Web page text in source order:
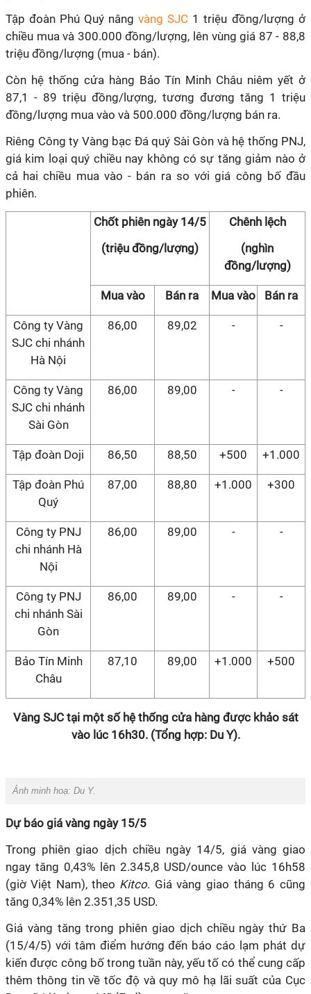
Tập đoàn Phú Quý nâng vàng SJC 1 triệu đồng/lượng ở
chiều mua và 300.000 đồng/lượng, lên vùng giá 87 - 88,8
triệu đồng/lượng (mua - bán).
Còn hệ thống cửa hàng Bảo Tín Minh Châu niêm yết ở
87,1 - 89 triệu đồng/lượng, tương đương tăng 1 triệu
đồng/lượng mua vào và 500.000 đồng/lượng bán ra.
Riêng Công ty Vàng bạc Đá quý Sài Gòn và hệ thống PNJ,
giá kim loại quý chiều nay không có sự tăng giảm nào ở
cả hai chiều mua vào - bán ra so với giá công bố đầu
phiên.
Chốt phiên ngày 14/5
(triệu đồng/lượng)
Chênh lệch
(nghìn
đồng/lượng)
Mua vào Bán ra Mua vào Bán ra
Công ty Vàng
SJC chi nhánh
Hà Nội
86,00 89,02 - -
Công ty Vàng
SJC chi nhánh
Sài Gòn
86,00 89,00 - -
Tập đoàn Doji 86,50 88,50 +500 +1.000
Tập đoàn Phú
Quý
87,00 88,80 +1.000 +300
Công ty PNJ
chi nhánh Hà
Nội
86,00 89,00 - -
Công ty PNJ
chi nhánh Sài
Gòn
86,00 89,00 - -
Bảo Tín Minh
Châu
87,10 89,00 +1.000 +500
Vàng SJC tại một số hệ thống cửa hàng được khảo sát
vào lúc 16h30. (Tổng hợp: Du Y).
Ảnh minh hoạ: Du Y.
Dự báo giá vàng ngày 15/5
Trong phiên giao dịch chiều ngày 14/5, giá vàng giao
ngay tăng 0,43% lên 2.345,8 USD/ounce vào lúc 16h58
(giờ Việt Nam), theo Kitco. Giá vàng giao tháng 6 cũng
tăng 0,34% lên 2.351,35 USD.
Giá vàng tăng trong phiên giao dịch chiều ngày thứ Ba
(15/4/5) với tâm điểm hướng đến báo cáo lạm phát dự
kiến được công bố trong tuần này, yếu tố có thể cung cấp
thêm thông tin về tốc độ và quy mô hạ lãi suất của Cục